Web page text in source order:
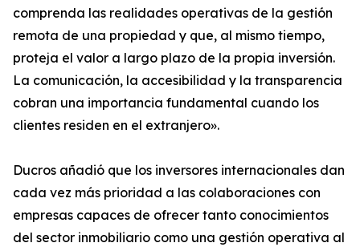
comprenda las realidades operativas de la gestión
remota de una propiedad y que, al mismo tiempo,
proteja el valor a largo plazo de la propia inversión.
La comunicación, la accesibilidad y la transparencia
cobran una importancia fundamental cuando los
clientes residen en el extranjero».
Ducros añadió que los inversores internacionales dan
cada vez más prioridad a las colaboraciones con
empresas capaces de ofrecer tanto conocimientos
del sector inmobiliario como una gestión operativa al